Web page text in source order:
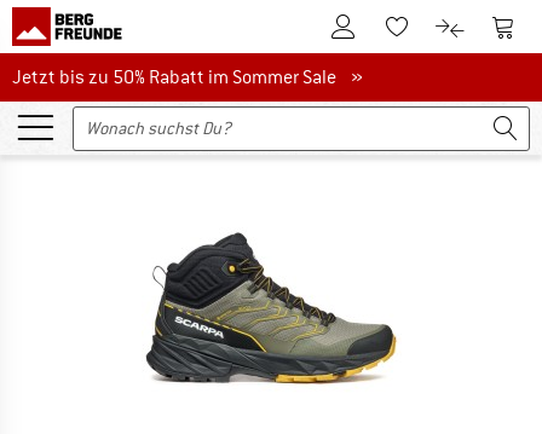
Zum KundenkontoZum Merkzettel.
Zum Zum
Jetzt bis zu 50% Rabatt im Sommer Sale
Jetzt bis zu 50% Rabatt im Sommer Sale »